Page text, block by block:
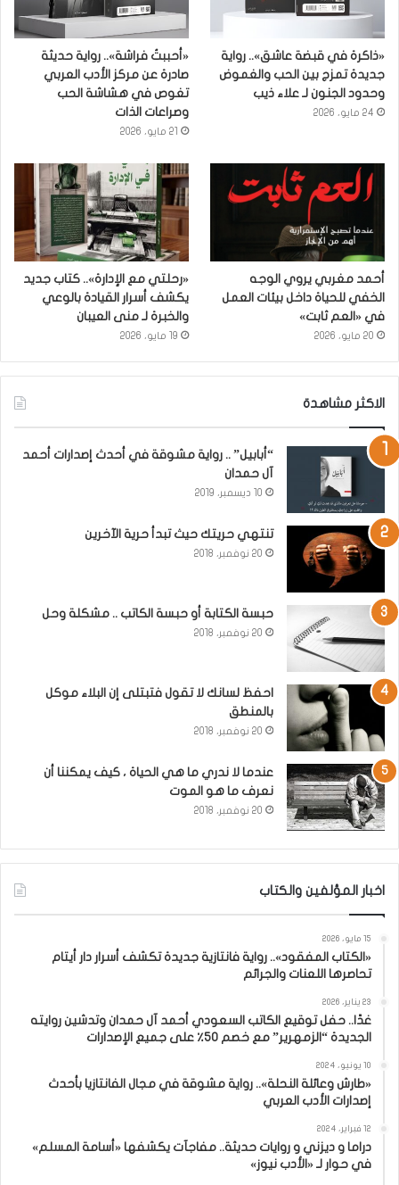
«ذاكرة في قبضة عاشق».. رواية
جديدة تمزج بين الحب والغموض
وحدود الجنون لـ علاء ذيب
24 مايو، 2026
«أحببتُ فراشة».. رواية حديثة
صادرة عن مركز الأدب العربي
تغوص في هشاشة الحب
وصراعات الذات
21 مايو، 2026
أحمد مغربي يروي الوجه
الخفي للحياة داخل بيئات العمل
في «العم ثابت»
20 مايو، 2026
«رحلتي مع الإدارة».. كتاب جديد
يكشف أسرار القيادة بالوعي
والخبرة لـ منى العيبان
19 مايو، 2026
الاكثر مشاهدة
“أبابيل” .. رواية مشوقة في أحدث إصدارات أحمد
آل حمدان
10 ديسمبر، 2019
تنتهي حريتك حيث تبدأ حرية الآخرين
20 نوفمبر، 2018
حبسة الكتابة أو حبسة الكاتب .. مشكلة وحل
20 نوفمبر، 2018
احفظ لسانك لا تقول فتبتلى إن البلاء موكل
بالمنطق
20 نوفمبر، 2018
عندما لا ندري ما هي الحياة ، كيف يمكننا أن
نعرف ما هو الموت
20 نوفمبر، 2018
اخبار المؤلفين والكتاب
15 مايو، 2026
«الكتاب المفقود».. رواية فانتازية جديدة تكشف أسرار دار أيتام
تحاصرها اللعنات والجرائم
23 يناير، 2026
غدًا.. حفل توقيع الكاتب السعودي أحمد آل حمدان وتدشين روايته
الجديدة “الزمهرير” مع خصم 50٪ على جميع الإصدارات
10 يونيو، 2024
«طارش وعائلة النحلة».. رواية مشوقة في مجال الفانتازيا بأحدث
إصدارات الأدب العربي
12 فبراير، 2024
دراما و ديزني و روايات حديثة.. مفاجآت يكشفها «أسامة المسلم»
في حوار لـ «الأدب نيوز»